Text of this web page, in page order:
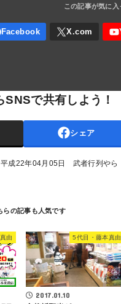
SNSで共有しよう！
シェア
成22年04月05日 武者行列やら
由 5代目・藤本真由
2017.01.10